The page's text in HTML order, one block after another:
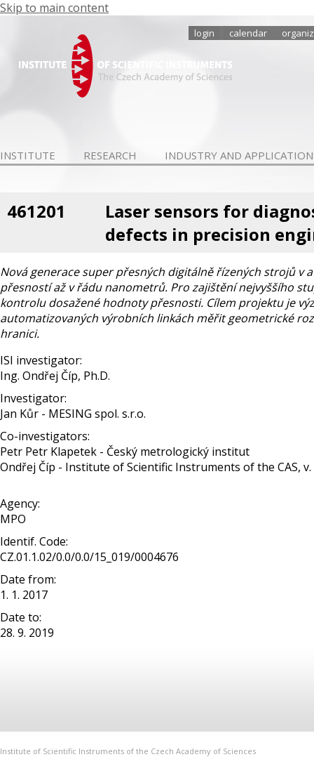
Skip to main content
login calendar
INSTITUTE RESEARCH INDUSTRY AND
461201
Laser sensors for
defects in precision
Nová generace super přesných digitálně řízených strojů
přesností až v řádu nanometrů. Pro zajištění nejvyššího
kontrolu dosažené hodnoty přesnosti. Cílem projektu je
automatizovaných výrobních linkách měřit geometrické
hranici.
ISI investigator:
Ing. Ondřej Číp, Ph.D.
Investigator:
Jan Kůr - MESING spol. s.r.o.
Co-investigators:
Petr Petr Klapetek - Český metrologický institut
Ondřej Číp - Institute of Scientific Instruments of the CAS, v.
Agency:
MPO
Identif. Code:
CZ.01.1.02/0.0/0.0/15_019/0004676
Date from:
1. 1. 2017
Date to:
28. 9. 2019
Institute of Scientific Instruments of the Czech Academy of Sciences